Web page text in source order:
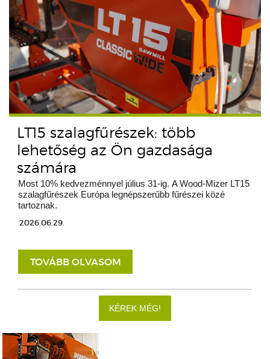
LT15 szalagfűrészek: több
lehetőség az Ön gazdasága
számára
Most 10% kedvezménnyel július 31-ig. A Wood-Mizer LT15
szalagfűrészek Európa legnépszerűbb fűrészei közé
tartoznak.
2026.06.29.
TOVÁBB OLVASOM
KÉREK MÉG!